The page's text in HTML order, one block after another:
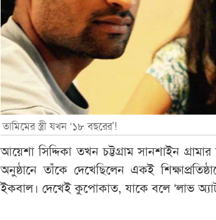
তামিমের স্ত্রী যখন ‘১৮ বছরের’!
আয়েশা সিদ্দিকা তখন চট্টগ্রাম সানশাইন
অনুষ্ঠানে তাঁকে দেখেছিলেন একই
ইকবাল। দেখেই কুপোকাত, যাকে বলে ‘লাভ অ্যাট